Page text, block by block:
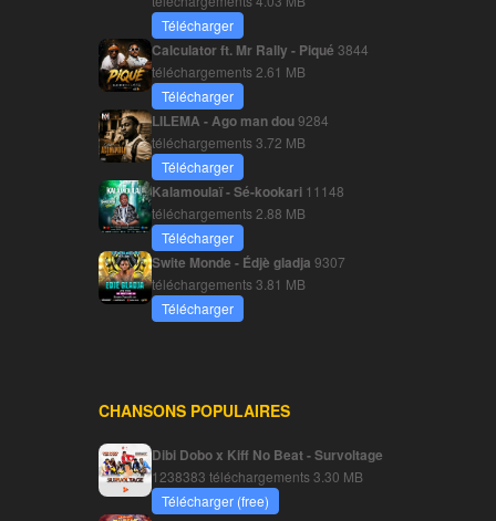
Télécharger
Calculator ft. Mr Rally - Piqué 3844
téléchargements 2.61 MB
Télécharger
LILEMA - Ago man dou9284
téléchargements3.72 MB
Télécharger
Kalamoulaï - Sé-kookari 11148
téléchargements 2.88 MB
Télécharger
Swite Monde - Édjè gladja 9307
téléchargements3.81 MB
Télécharger
CHANSONS POPULAIRES
Dibi Dobo x Kiff No Beat - Survoltage
1238383 téléchargements3.30 MB
Télécharger (free)